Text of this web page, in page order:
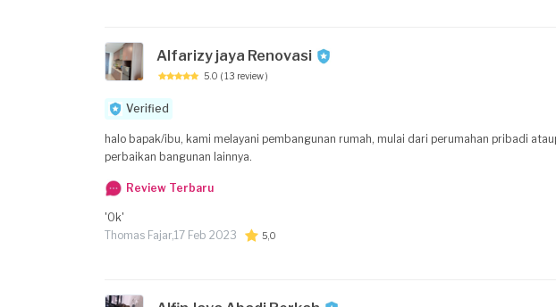
Alfarizy jaya Renovasi
5.0 ( 13 review )
Verified
halo bapak/ibu, kami melayani pembangunan rumah, mulai dari perumahan pribadi
perbaikan bangunan lainnya.
Review Terbaru
'Ok'
Thomas Fajar,17 Feb 2023 5,0